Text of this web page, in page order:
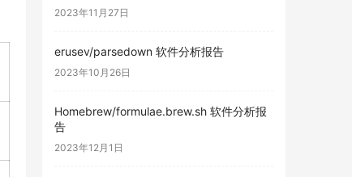
2023年11月27日
erusev/parsedown 软件分析报告
2023年10月26日
Homebrew/formulae.brew.sh 软件分析报
告
2023年12月1日